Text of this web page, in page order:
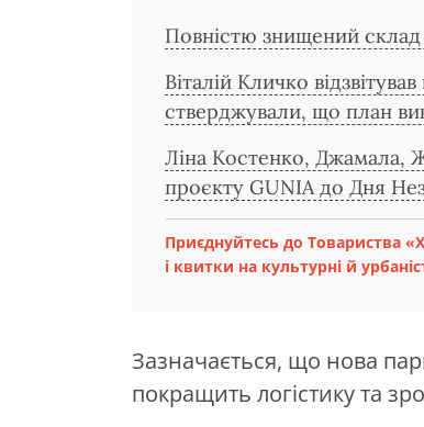
Повністю знищений
Віталій Кличко
стверджували, що план
Ліна Костенко, Джамала,
проєкту GUNIA до Дня
Приєднуйтесь до Товариства
і квитки на культурні й
Зазначається, що нова
покращить логістику та